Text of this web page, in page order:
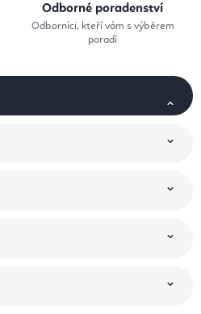
Odborné poradenství
Odborníci, kteří vám s výběrem
poradí